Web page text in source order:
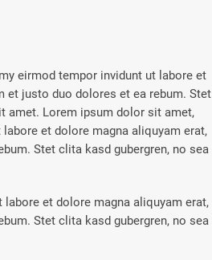
eirmod tempor invidunt ut labore et
et justo duo dolores et ea rebum. Stet
amet. Lorem ipsum dolor sit amet,
et dolore magna aliquyam erat,
Stet clita kasd gubergren, no sea
et dolore magna aliquyam erat,
Stet clita kasd gubergren, no sea